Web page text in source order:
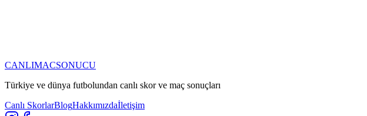
CANLIMACSONUCU
Türkiye ve dünya futbolundan canlı skor ve maç sonuçları
Canlı SkorlarBlogHakkımızdaİletişim